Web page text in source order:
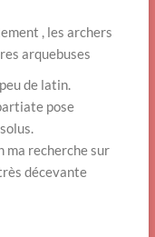
, les archers
arquebuses
de latin.
pose
ma recherche sur
décevante